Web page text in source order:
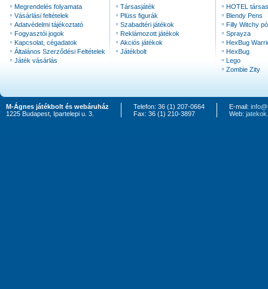
Megrendelés folyamata
Vásárlási feltételek
Adatvédelmi tájékoztató
Fogyasztói jogok
Kapcsolat, cégadatok
Általános Szerződési Feltételek
Játék vásárlás
Társasjáték
Plüss figurák
Szabadtéri játékok
Reklámozott játékok
Akciós játékok
Játékbolt
HOTEL
Blendy Pens
Filly Witchy
Sprayza
HexBug
HexBug
Lego
Zombie Zity
M-Ágnes játékbolt és webáruház
1225 Budapest, Ipartelepi u. 3.
Telefon: 36 (1) 207-0664
Fax: 36 (1) 210-3897
E-mail:
Web: